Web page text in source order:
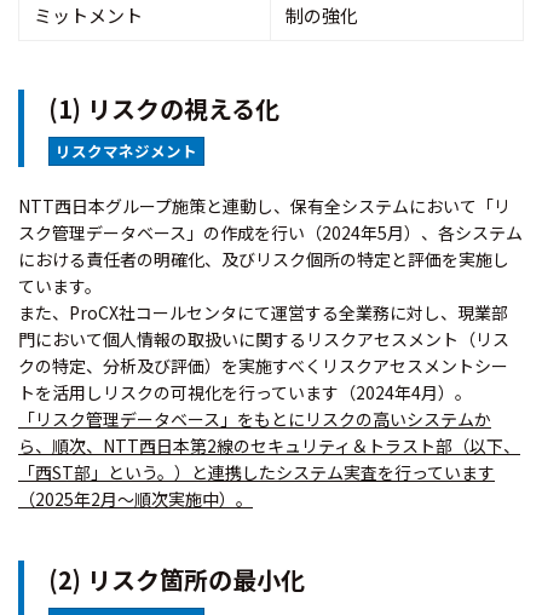
ミットメント
制の強化
(1) リスクの視える化
リスクマネジメント
NTT西日本グループ施策と連動し、保有全システムにおいて「リ
スク管理データベース」の作成を行い（2024年5月）、各システム
における責任者の明確化、及びリスク個所の特定と評価を実施し
ています。
また、ProCX社コールセンタにて運営する全業務に対し、現業部
門において個人情報の取扱いに関するリスクアセスメント（リス
クの特定、分析及び評価）を実施すべくリスクアセスメントシー
トを活用しリスクの可視化を行っています（2024年4月）。
「リスク管理データベース」をもとにリスクの高いシステムか
ら、順次、NTT西日本第2線のセキュリティ＆トラスト部（以下、
「西ST部」という。）と連携したシステム実査を行っています
（2025年2月～順次実施中）。
(2) リスク箇所の最小化